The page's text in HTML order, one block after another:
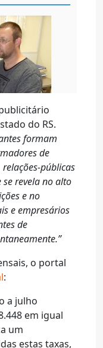
do RS.
formam
de
públicas
revela no alto
e no
e empresários
de
o portal
:
a julho
em igual
um
estas taxas,